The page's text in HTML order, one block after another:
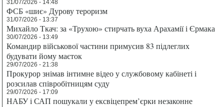
31/07/2026 - 14:48
ФСБ «шиє» Дурову тероризм
31/07/2026 - 13:37
Михайло Ткач: за «Трухою» стирчать вуха Арахамії і Єрмака
30/07/2026 - 13:49
Командир військової частини примусив 83 підлеглих
будувати йому маєток
29/07/2026 - 21:38
Прокурор знімав інтимне відео у службовому кабінеті і
розсилав співробітницям суду
29/07/2026 - 17:09
НАБУ і САП пошукали у ексвіцепрем’єрки незаконне